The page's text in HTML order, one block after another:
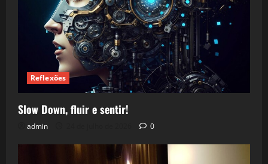
Reflexões
Slow Down, fluir e sentir!
admin 0